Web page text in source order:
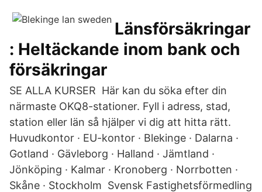
Länsförsäkringar
: Heltäckande inom bank och
försäkringar
SE ALLA KURSER Här kan du söka efter din
närmaste OKQ8-stationer. Fyll i adress, stad,
station eller län så hjälper vi dig att hitta rätt.
Huvudkontor · EU-kontor · Blekinge · Dalarna ·
Gotland · Gävleborg · Halland · Jämtland ·
Jönköping · Kalmar · Kronoberg · Norrbotten ·
Skåne · Stockholm Svensk Fastighetsförmedling